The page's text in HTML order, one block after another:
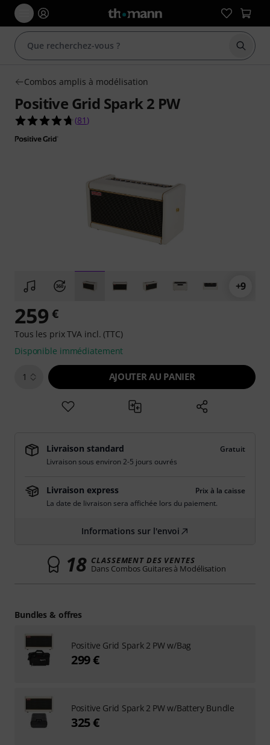
Combos amplis à modélisation
Positive Grid Spark 2 PW
4.7 étoiles sur 5 d'après 81 évaluations clients
(81 )
+9
259 €
Tous les prix TVA incl. (TTC)
Disponible immédiatement
1 AJOUTER AU PANIER
Livraison standard
Gratuit
Livraison sous environ 2-5 jours ouvrés
Livraison express
Prix à la caisse
La date de livraison sera affichée lors du paiement.
Informations sur l'envoi
18 CLASSEMENT DES VENTES
Dans Combos Guitares à Modélisation
Bundles & offres
Positive Grid Spark 2 PW w/Bag
299 €
Positive Grid Spark 2 PW w/Battery Bundle
325 €